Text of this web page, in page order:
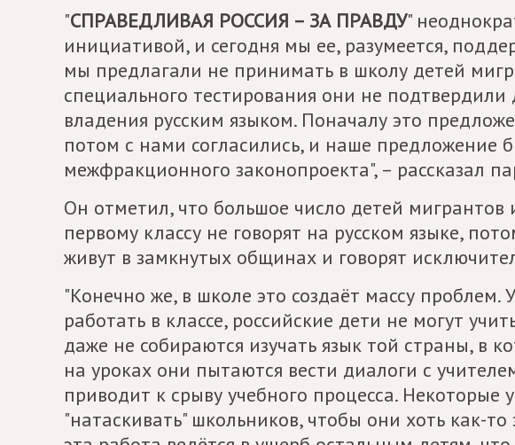
"СПРАВЕДЛИВАЯ РОССИЯ – ЗА ПРАВДУ"
инициативой, и сегодня мы ее, разумеется,
мы предлагали не принимать в школу детей
специального тестирования они не подтвердили
владения русским языком. Поначалу это
потом с нами согласились, и наше предложение
межфракционного законопроекта", – рассказал
Он отметил, что большое число детей мигрантов
первому классу не говорят на русском языке,
живут в замкнутых общинах и говорят
"Конечно же, в школе это создаёт массу проблем.
работать в классе, российские дети не могут
даже не собираются изучать язык той страны, в
на уроках они пытаются вести диалоги с
приводит к срыву учебного процесса. Некоторые
"натаскивать" школьников, чтобы они хоть как-то